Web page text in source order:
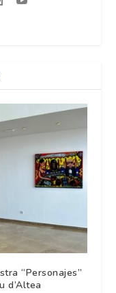
“Personajes”
d’Altea